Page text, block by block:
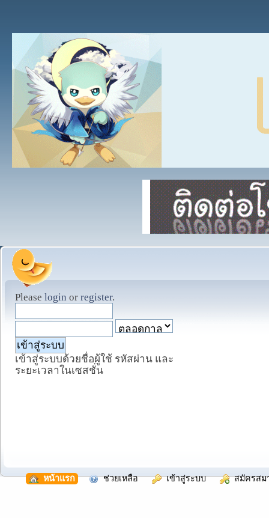
Please login or register.
เข้าสู่ระบบด้วยชื่อผู้ใช้ รหัสผ่าน และ
ระยะเวลาในเซสชั่น
หน้าแรก ช่วยเหลือ เข้าสู่ระบบ สมัครสม